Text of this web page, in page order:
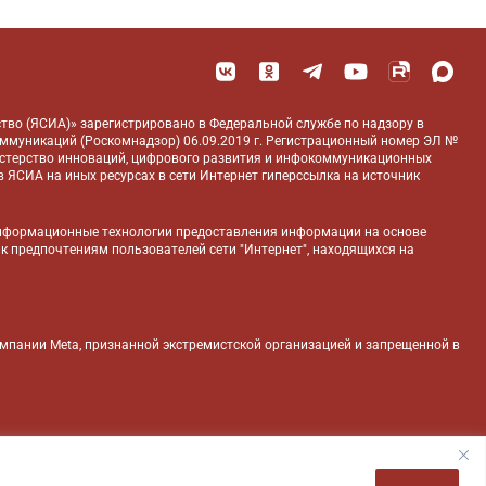
(ЯСИА)» зарегистрировано в Федеральной службе по надзору в
(Роскомнадзор) 06.09.2019 г. Регистрационный номер ЭЛ №
инноваций, цифрового развития и инфокоммуникационных
на иных ресурсах в сети Интернет гиперссылка на источник
технологии предоставления информации на основе
предпочтениям пользователей сети "Интернет", находящихся на
Meta, признанной экстремистской организацией и запрещенной в